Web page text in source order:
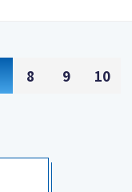
8 9 10